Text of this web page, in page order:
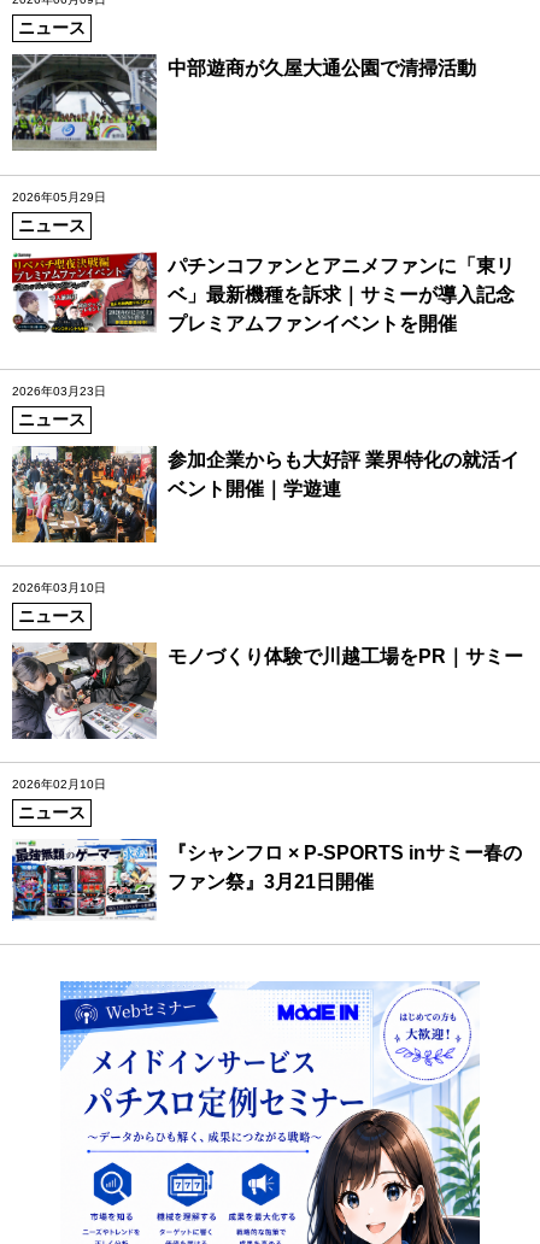
ニュース
中部遊商が久屋大通公園で清掃活動
2026年05月29日
ニュース
パチンコファンとアニメファンに「東リ
ベ」最新機種を訴求｜サミーが導入記念
プレミアムファンイベントを開催
2026年03月23日
ニュース
参加企業からも大好評 業界特化の就活イ
ベント開催｜学遊連
2026年03月10日
ニュース
モノづくり体験で川越工場をPR｜サミー
2026年02月10日
ニュース
『シャンフロ × P-SPORTS inサミー春の
ファン祭』3月21日開催